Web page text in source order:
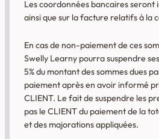
Les coordonnées bancaires seront
ainsi que sur la facture relatifs à la
En cas de non-paiement de ces
Swelly Learny pourra suspendre
5% du montant des sommes dues
paiement après en avoir informé
CLIENT. Le fait de suspendre les
pas le CLIENT du paiement de la
et des majorations appliquées.